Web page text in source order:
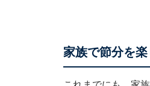
家族で節分を